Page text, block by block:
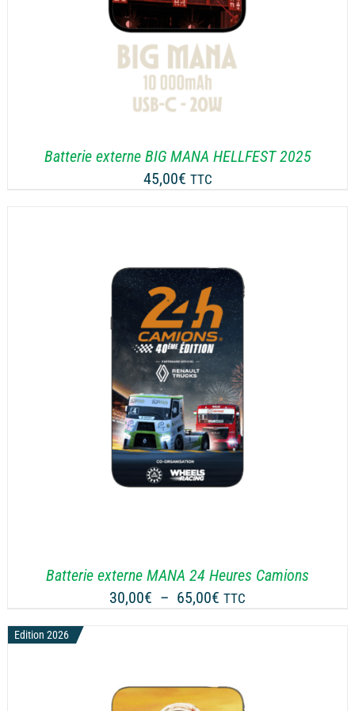
Batterie externe BIG MANA HELLFEST 2025
45,00€ TTC
Batterie externe MANA 24 Heures Camions
30,00€ – 65,00€ Plage
65,00€
TTC
Edition 2026